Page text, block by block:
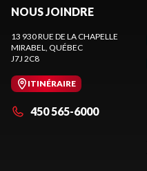
NOUS JOINDRE
13 930 RUE DE LA CHAPELLE
MIRABEL, QUÉBEC
J7J 2C8
ITINÉRAIRE
450 565-6000